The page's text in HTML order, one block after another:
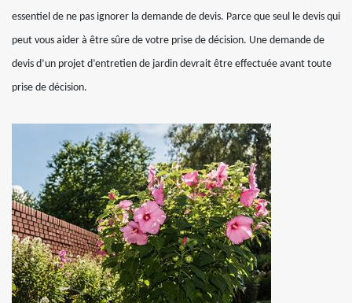
essentiel de ne pas ignorer la demande de devis. Parce que seul le devis qui
peut vous aider à être sûre de votre prise de décision. Une demande de
devis d’un projet d’entretien de jardin devrait être effectuée avant toute
prise de décision.